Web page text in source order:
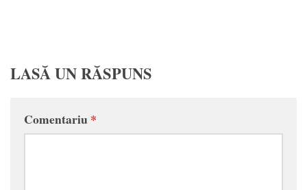
LASĂ UN RĂSPUNS
Comentariu*